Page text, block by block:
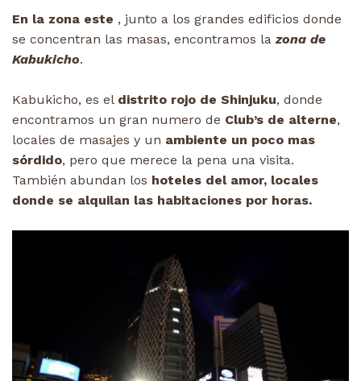
En la zona este , junto a los grandes edificios donde
se concentran las masas, encontramos la zona de
Kabukicho.
Kabukicho, es el distrito rojo de Shinjuku, donde
encontramos un gran numero de Club’s de alterne,
locales de masajes y un ambiente un poco mas
sórdido, pero que merece la pena una visita.
También abundan los hoteles del amor, locales
donde se alquilan las habitaciones por horas.